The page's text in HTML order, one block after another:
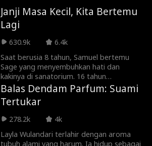
tubuhnya, dan Julian menjadi subjek uji
coba utamanya. Namun saat menelusuri
lebih dalam, Faye mengungkap rahasia
yang menghancurkan dunia Julian dan
menyeret mereka ke pusat konspirasi
yang mengancam takhta...
meladeninya dan tanpa sadar ikut
tertarik. Permainan perhitungan itu
perlahan berubah menjadi jerat
tersentuh dan mengikat takdirnya pada
Vera.
Janji Masa Kecil, Kita Bertemu
Lagi
630.9k
6.4k
Saat berusia 8 tahun, Samuel bertemu
Sage yang menyembuhkan hati dan
kakinya di sanatorium. 16 tahun
kemudian, sebagai kepala keluarga Grant,
ia bertekad menemukannya. Namun
setelah lama mencari tanpa hasil, putri
kedua keluarga Smith yang dipaksa
menikah justru masuk ke kehidupannya.
Sebuah perjalanan cinta lama, pernikahan
tak terduga, dan sentuhan humor
Balas Dendam Parfum: Suami
Tertukar
278.2k
4k
Layla Wulandari terlahir dengan aroma
tubuh alami yang harum. Ia hidup sebagai